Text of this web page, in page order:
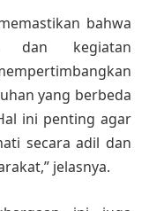
bahwa
dan kegiatan
yang berbeda
ini penting agar
secara adil dan
jelasnya.